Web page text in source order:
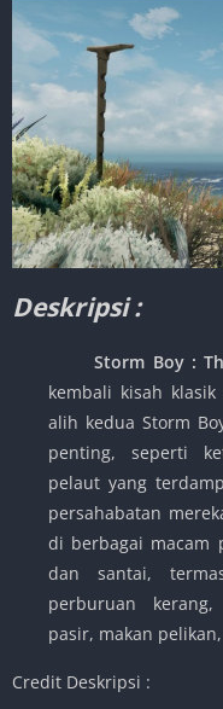
Deskripsi :
Storm Boy :
kembali kisah
alih kedua Storm
penting, seperti
pelaut yang
persahabatan
di berbagai macam
dan santai,
perburuan
pasir, makan
Credit Deskripsi :